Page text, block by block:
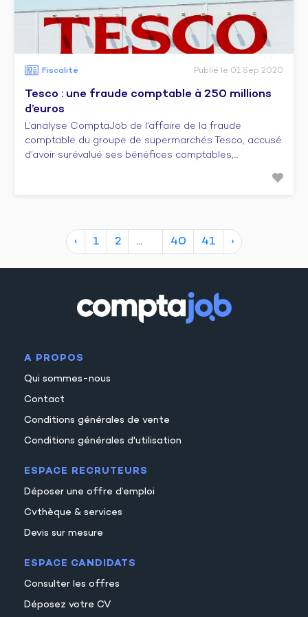
Fiscalité Publié le 01 Sep 2020
Tesco : une fraude comptable à 250 millions
d’euros
L’analyse ComptaJob de l’affaire de la fraude
comptable du groupe de supermarchés Tesco, accusé
d’avoir surévalué ses bénéfices comptables,...
‹ 1
2
10
29
34
35
40
40 41 ›
A PROPOS
Qui sommes-nous
Contact
Conditions générales de vente
Conditions générales d'utilisation
ESPACE RECRUTEURS
Déposer une offre d’emploi
Cvthèque & services
Devis sur mesure
ESPACE CANDIDATS
Consulter les offres
Déposez votre CV